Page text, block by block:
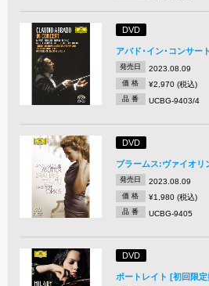
DVD
アバド･イン･コンサー
発売日 2023.08.09
価 格 ¥2,970 (税込)
品 番 UCBG-9403/4
DVD
ブラームス:ヴァイオリ
発売日 2023.08.09
価 格 ¥1,980 (税込)
品 番 UCBG-9405
DVD
ポートレイト [初回限定